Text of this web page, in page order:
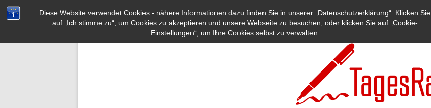
Diese Website verwendet Cookies - nähere Informationen dazu finden Sie in unserer „Datenschutzerklärung“. Klicken Sie
auf „Ich stimme zu“, um Cookies zu akzeptieren und unsere Webseite zu besuchen, oder klicken Sie auf „Cookie-
Einstellungen“, um Ihre Cookies selbst zu verwalten.